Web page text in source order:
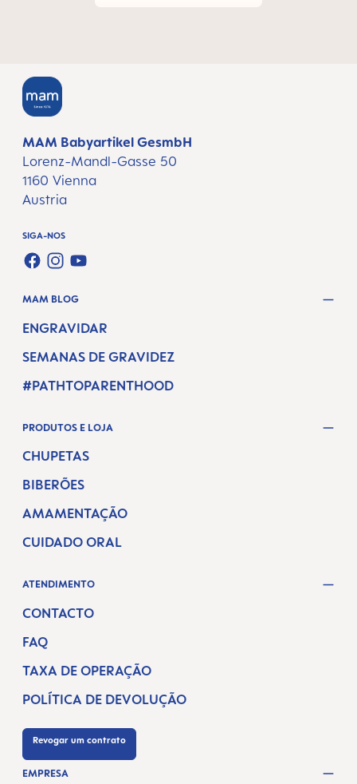
MAM Babyartikel GesmbH
Lorenz-Mandl-Gasse 50
1160 Vienna
Austria
SIGA-NOS
FACEBOOK
INSTAGRAM
YOUTUBE
MAM BLOG
ENGRAVIDAR
SEMANAS DE GRAVIDEZ
#PATHTOPARENTHOOD
PRODUTOS E LOJA
CHUPETAS
BIBERÕES
AMAMENTAÇÃO
CUIDADO ORAL
ATENDIMENTO
CONTACTO
FAQ
TAXA DE OPERAÇÃO
POLÍTICA DE DEVOLUÇÃO
Revogar um contrato
EMPRESA